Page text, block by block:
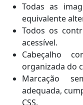
Todas as
equivalente
Todos os
acessível.
Cabeçalho
organizada do
Marcação
adequada,
CSS.